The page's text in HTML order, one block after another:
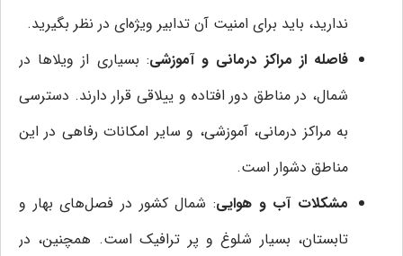
ندارید، باید برای امنیت آن تدابیر ویژه‌ای در نظر بگیرید.
فاصله از مراکز درمانی و آموزشی: بسیاری از ویلاها در
شمال، در مناطق دور افتاده و ییلاقی قرار دارند. دسترسی
به مراکز درمانی، آموزشی، و سایر امکانات رفاهی در این
مناطق دشوار است.
مشکلات آب و هوایی: شمال کشور در فصل‌های بهار و
تابستان، بسیار شلوغ و پر ترافیک است. همچنین، در